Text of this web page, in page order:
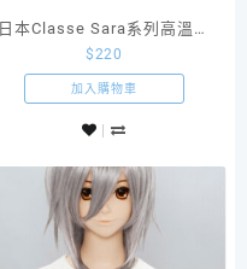
日本Classe Sara系列高溫絲
假髮Wolf狼系短髮SS07
$220
加入購物車